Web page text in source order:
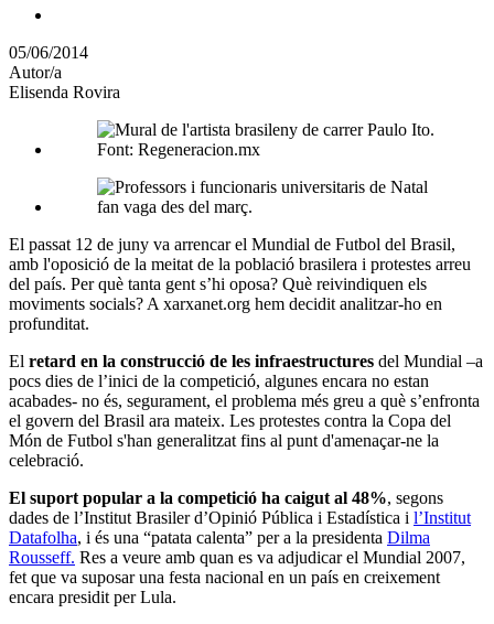
altres
xarxes
socials
05/06/2014
Autor/a
Elisenda Rovira
El passat 12 de juny va arrencar el Mundial de Futbol del Brasil,
amb l'oposició de la meitat de la població brasilera i protestes arreu
del país. Per què tanta gent s’hi oposa? Què reivindiquen els
moviments socials? A xarxanet.org hem decidit analitzar-ho en
profunditat.
El retard en la construcció de les infraestructures del Mundial –a
pocs dies de l’inici de la competició, algunes encara no estan
acabades- no és, segurament, el problema més greu a què s’enfronta
el govern del Brasil ara mateix. Les protestes contra la Copa del
Món de Futbol s'han generalitzat fins al punt d'amenaçar-ne la
celebració.
El suport popular a la competició ha caigut al 48%, segons
dades de l’Institut Brasiler d’Opinió Pública i Estadística i l’Institut
Datafolha, i és una “patata calenta” per a la presidenta Dilma
Rousseff. Res a veure amb quan es va adjudicar el Mundial 2007,
fet que va suposar una festa nacional en un país en creixement
encara presidit per Lula.